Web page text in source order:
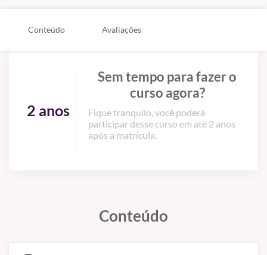
Conteúdo Avaliações
2 anos
Sem tempo para fazer o
curso agora?
Fique tranquilo, você poderá
participar desse curso em até 2 anos
após a matrícula.
Conteúdo